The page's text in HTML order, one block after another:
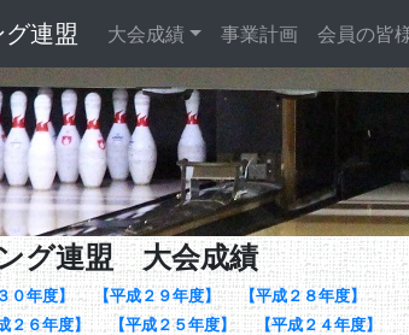
連盟 大会成績 事業計画 会員の皆
グ連盟 大会成績
０年度】 【平成２９年度】
【平成２８年度】
２６年度】 【平成２５年度】 【平成２４年度】